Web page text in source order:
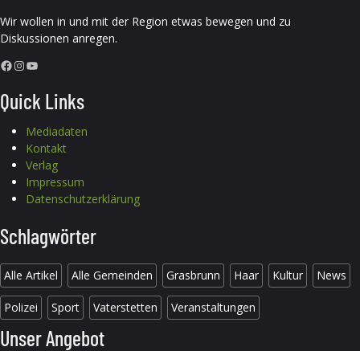
Wir wollen in und mit der Region etwas bewegen und zu
Diskussionen anregen.
Facebook InstagramYouTube
Quick Links
Mediadaten
Kontakt
Verlag
Impressum
Datenschutzerklärung
Schlagwörter
Alle Artikel Alle Gemeinden Grasbrunn Haar Kultur News
Polizei Sport Vaterstetten Veranstaltungen
Unser Angebot